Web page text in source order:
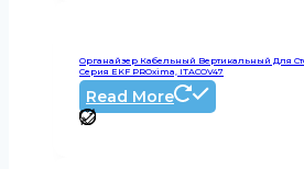
Органайзер Кабельный Вертикальный Для
Серия EKF PROxima, ITACOV47
Read More